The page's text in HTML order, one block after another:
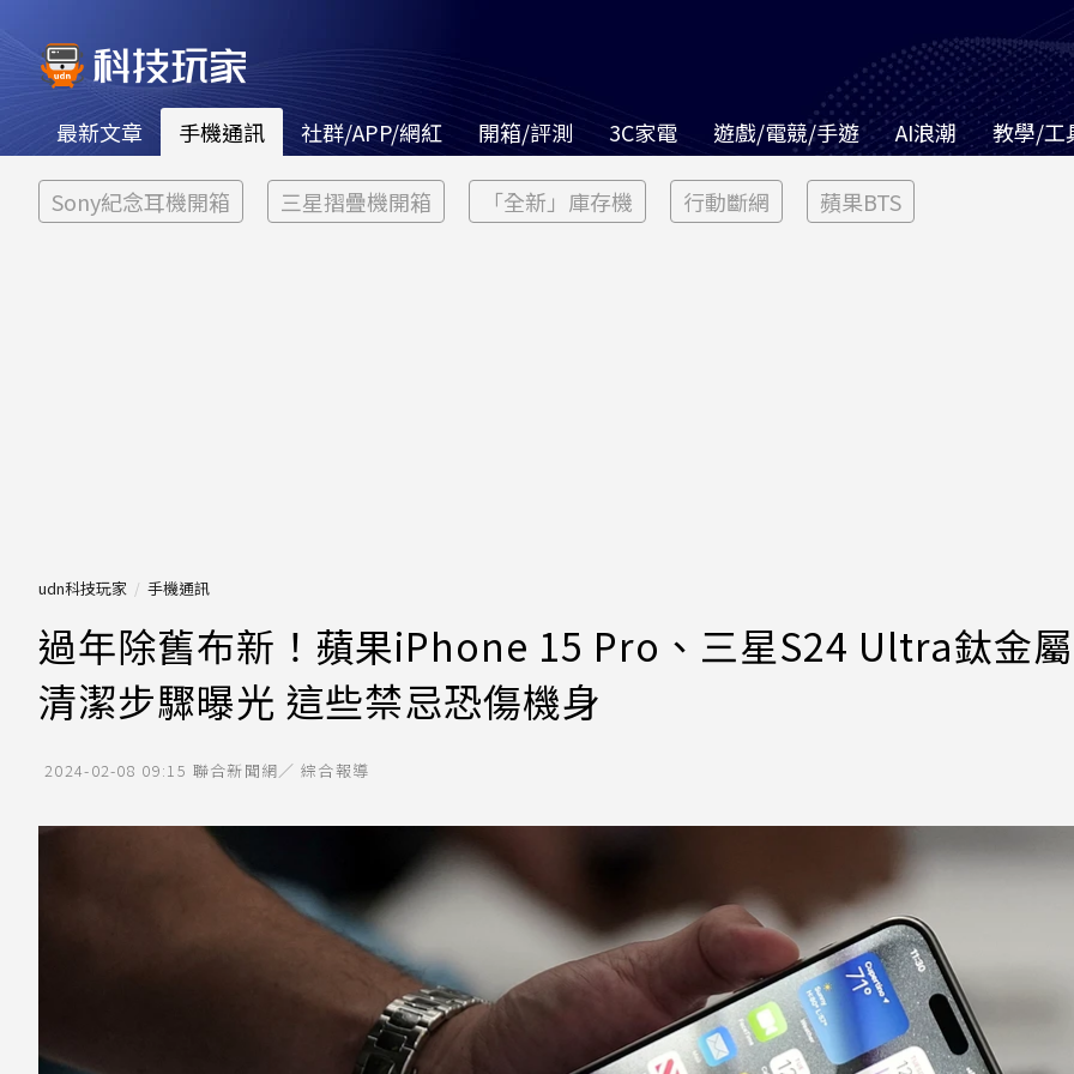
最新文章 手機通訊 社群/APP/網紅 開箱/評測 3C家電 遊戲/電競/手遊 AI浪潮 教學/工
Sony紀念耳機開箱 三星摺疊機開箱 「全新」庫存機 行動斷網 蘋果BTS
udn科技玩家 手機通訊
過年除舊布新！蘋果iPhone 15 Pro、三星S24 Ultra鈦金
清潔步驟曝光 這些禁忌恐傷機身
2024-02-08 09:15 聯合新聞網／ 綜合報導